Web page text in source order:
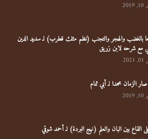
بالغضب والهجر والتجنب (نظم مثلث قطرب) لـ سديد الدين
مع شرحه لابن زريق
الزمان محمدا لـ أبي تمام
القاع بين البان والعلم (نهج البردة) لـ أحمد شوقي